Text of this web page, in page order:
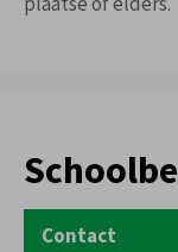
Contact